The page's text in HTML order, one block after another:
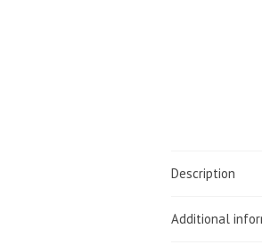
Description
Additional